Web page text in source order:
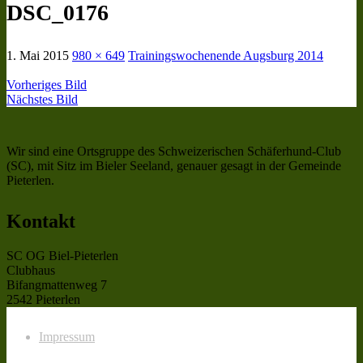
DSC_0176
1. Mai 2015 980 × 649 Trainingswochenende Augsburg 2014
Vorheriges Bild
Nächstes Bild
Wir sind eine Ortsgruppe des Schweizerischen Schäferhund-Club
(SC), mit Sitz im Bieler Seeland, genauer gesagt in der Gemeinde
Pieterlen.
Kontakt
SC OG Biel-Pieterlen
Clubhaus
Bifangmattenweg 7
2542 Pieterlen
Impressum